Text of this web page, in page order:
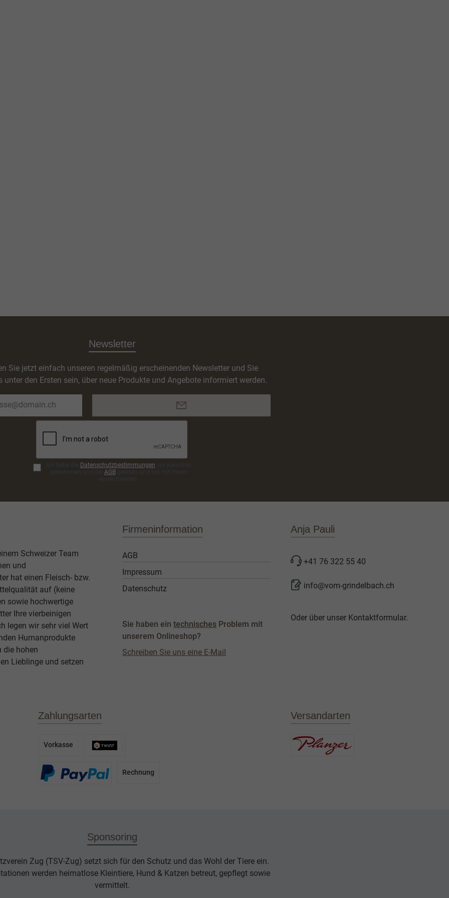
Newsletter
Sie jetzt einfach unseren regelmäßig erscheinenden Newsletter und Sie
unter den Ersten sein, über neue Produkte und Angebote informiert werden.
Mail-
Adresse*
Datenschutzbestimmungen
AGBgelesen und bin mit ihnen
Schweizer Team
und
hat einen Fleisch- bzw.
auf (keine
sowie hochwertige
Ihre vierbeinigen
legen wir sehr viel Wert
Humanprodukte
die hohen
Lieblinge und setzen
Firmeninformation
AGB
Impressum
Datenschutz
Sie haben ein technisches Problem mit
unserem Onlineshop?
Schreiben Sie uns eine E-Mail
Anja Pauli
+41 76 322 55 40
info@vom-grindelbach.ch
Oder über unser Kontaktformular.
Zahlungsarten
Vorkasse
Rechnung
Versandarten
Sponsoring
Zug (TSV-Zug) setzt sich für den Schutz und das Wohl der Tiere ein.
werden heimatlose Kleintiere, Hund & Katzen betreut, gepflegt sowie
vermittelt.